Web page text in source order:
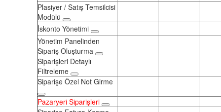
Plasiyer / Satış Temsilcisi
Modülü
İskonto Yönetimi
Yönetim Panelinden
Sipariş Oluşturma
Siparişleri Detaylı
Filtreleme
Siparişe Özel Not Girme
Pazaryeri Siparişleri